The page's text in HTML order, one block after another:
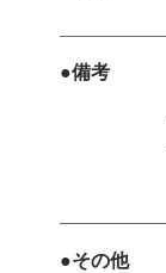
●備考
●その他